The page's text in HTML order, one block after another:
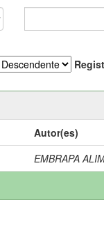
Autor(es)
EMBRAPA